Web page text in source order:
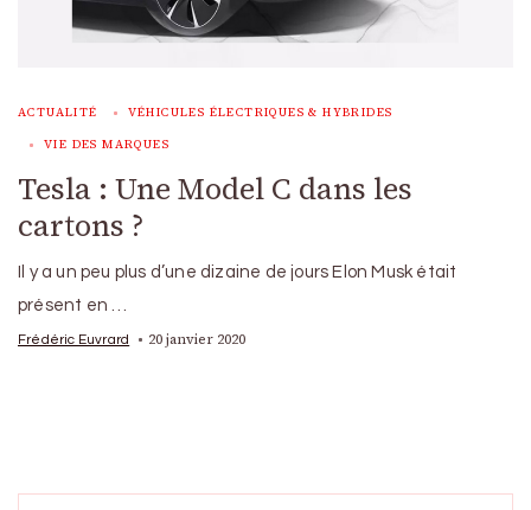
ACTUALITÉ VÉHICULES ÉLECTRIQUES & HYBRIDES
VIE DES MARQUES
Tesla : Une Model C dans les
cartons ?
Il y a un peu plus d’une dizaine de jours Elon Musk était
présent en …
Frédéric Euvrard 20 janvier 2020